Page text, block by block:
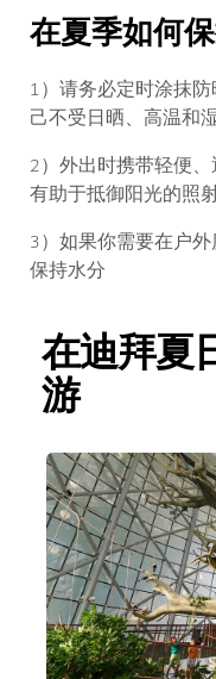
在夏季如何
1）请务必定时涂抹
己不受日晒、高温和
2）外出时携带轻便
有助于抵御阳光的照
3）如果你需要在户
保持水分
在迪拜夏
游